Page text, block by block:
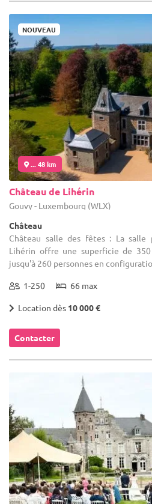
NOUVEAU
... 48 km
Château de Lihérin
Gouvy - Luxembourg (WLX)
Château
Château salle des fêtes : La salle
Lihérin offre une superficie de
jusqu'à 260 personnes en
1-250 66 max
Location dès 10 000 €
Contacter